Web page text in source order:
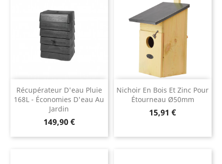
Récupérateur D'eau Pluie
168L - Économies D'eau Au
Jardin
Prix
149,90 €
Nichoir En Bois Et Zinc Pour
Étourneau Ø50mm
Prix
15,91 €